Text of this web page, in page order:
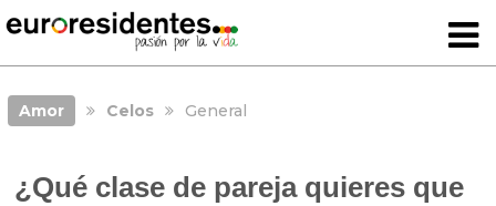
Amor Celos General
¿Qué clase de pareja quieres que